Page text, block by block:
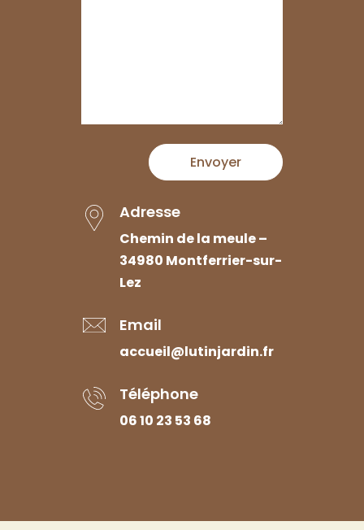
Envoyer
Adresse
Chemin de la meule –
34980 Montferrier-sur-
Lez
Email
accueil@lutinjardin.fr
Téléphone
06 10 23 53 68